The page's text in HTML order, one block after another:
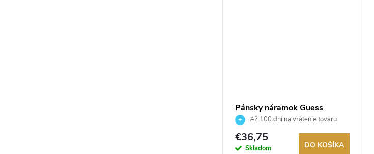
Pánsky náramok Guess
JUMB01312JWYGBKT/U
Až 100 dní na vrátenie tovaru.
Autorizovaný predajca.
€36,75
Skladom DO KOŠÍKA